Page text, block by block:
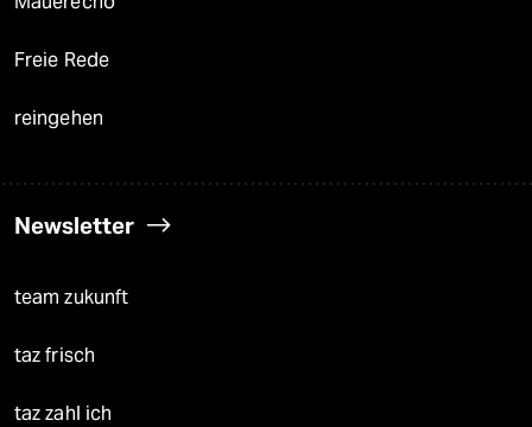
Freie Rede
reingehen
Newsletter
team zukunft
taz frisch
taz zahl ich